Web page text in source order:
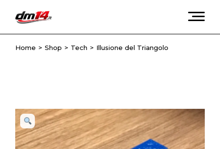
content
Home Shop Tech Illusione del Triangolo